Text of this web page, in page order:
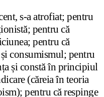
s-a atrofiat; pentru
pentru că
pentru că
consumismul; pentru
și constă în principiul
(căreia în teoria
pentru că respinge